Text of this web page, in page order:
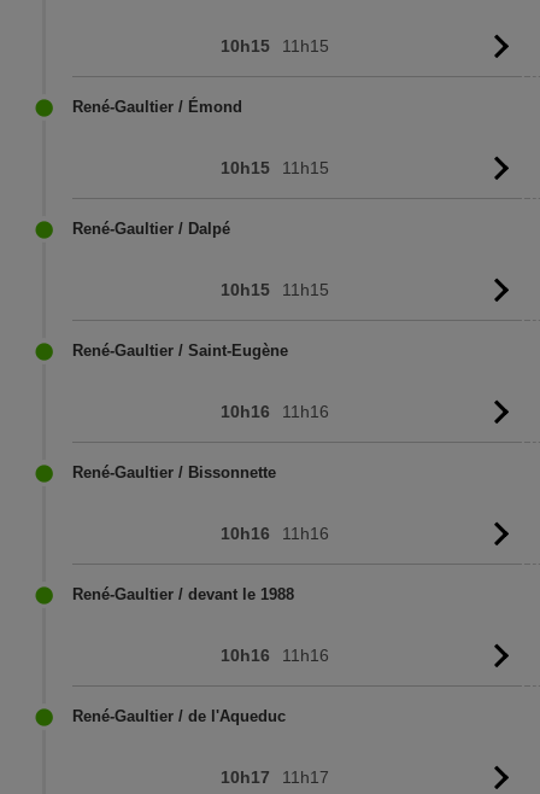
10h15 11h15
René-Gaultier / Émond
10h15 11h15
René-Gaultier / Dalpé
10h15 11h15
René-Gaultier / Saint-Eugène
10h16 11h16
René-Gaultier / Bissonnette
10h16 11h16
René-Gaultier / devant le 1988
10h16 11h16
René-Gaultier / de l'Aqueduc
10h17 11h17